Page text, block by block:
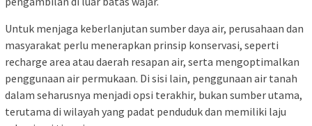
Untuk menjaga keberlanjutan sumber daya air, perusahaan dan
masyarakat perlu menerapkan prinsip konservasi, seperti
recharge area atau daerah resapan air, serta mengoptimalkan
penggunaan air permukaan. Di sisi lain, penggunaan air tanah
dalam seharusnya menjadi opsi terakhir, bukan sumber utama,
terutama di wilayah yang padat penduduk dan memiliki laju